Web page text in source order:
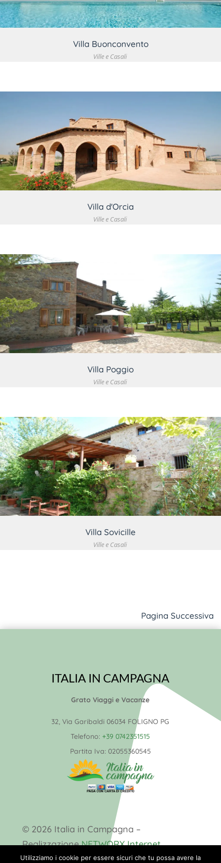
Villa Buonconvento
Ville e Casali
VEDI DETTAGLIO
Villa d'Orcia
Ville e Casali
VEDI DETTAGLIO
Villa Poggio
Ville e Casali
VEDI DETTAGLIO
Villa Sovicille
Ville e Casali
Pagina Successiva
ITALIA IN CAMPAGNA
Grato Viaggi e Vacanze
32, Via Garibaldi 06034 FOLIGNO PG
Telefono: +39 0742351515
Partita Iva: 02055360545
© 2026 Italia in Campagna –
RealizzazioneNETWORX Internet
Solutions
Utilizziamo i cookie per essere sicuri che tu possa avere la